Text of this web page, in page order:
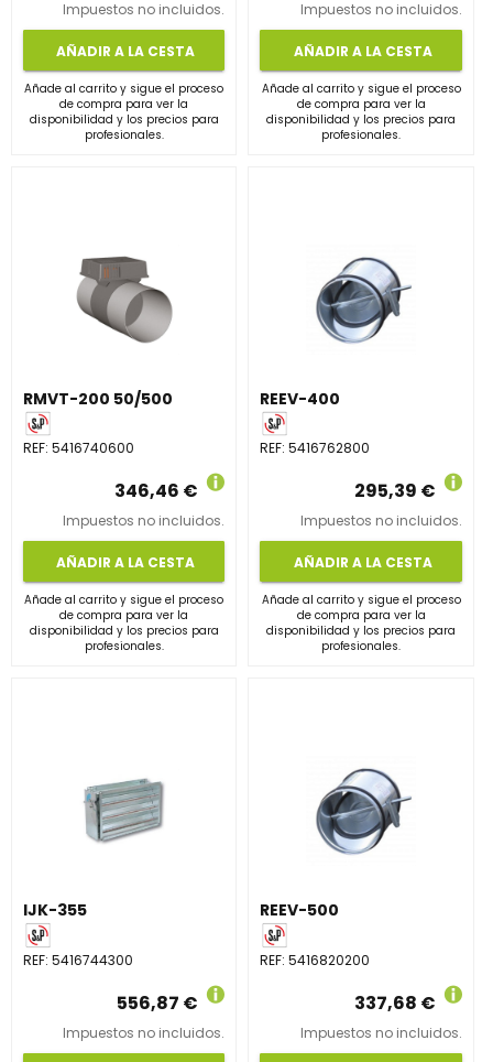
Impuestos no incluidos.
AÑADIR A LA CESTA
Añade al carrito y sigue el proceso
de compra para ver la
disponibilidad y los precios para
profesionales.
Impuestos no incluidos.
AÑADIR A LA CESTA
Añade al carrito y sigue el proceso
de compra para ver la
disponibilidad y los precios para
profesionales.
RMVT-200 50/500
REF: 5416740600
346,46 €
Impuestos no incluidos.
AÑADIR A LA CESTA
Añade al carrito y sigue el proceso
de compra para ver la
disponibilidad y los precios para
profesionales.
REEV-400
REF:5416762800
295,39 €
Impuestos no incluidos.
AÑADIR A LA CESTA
Añade al carrito y sigue el proceso
de compra para ver la
disponibilidad y los precios para
profesionales.
IJK-355
REF: 5416744300
556,87 €
Impuestos no incluidos.
REEV-500
REF:5416820200
337,68 €
Impuestos no incluidos.